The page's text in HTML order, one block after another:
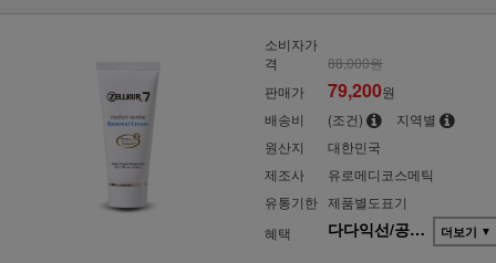
소비자가
격
88,000원
판매가
79,200원
배송비
(조건)
지역별
원산지
대한민국
제조사
유로메디코스메틱
유통기한 제품별도표기
혜택
다다익선/공동구매(단품) 더보기 ▼